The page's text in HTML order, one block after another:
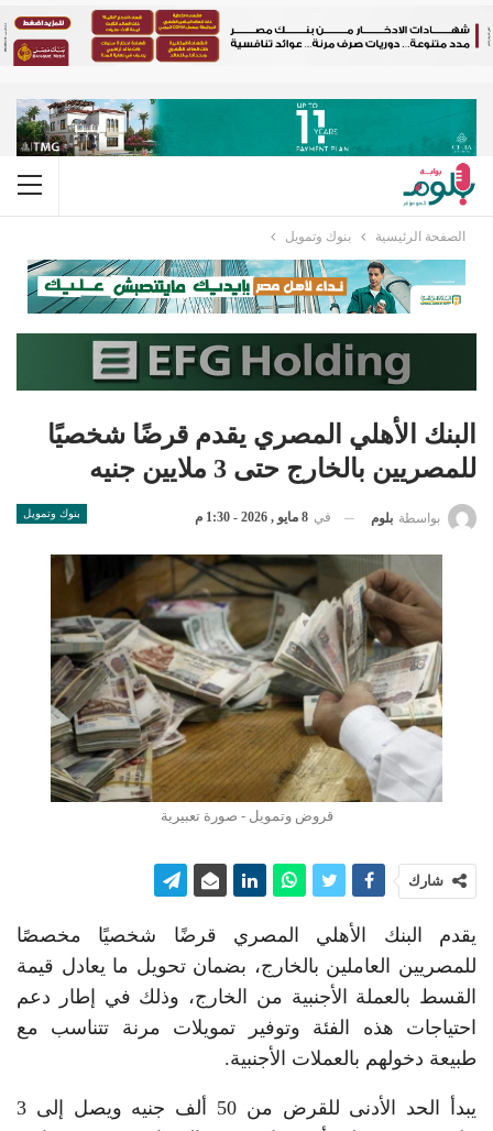
الصفحة الرئيسية بنوك وتمويل
البنك الأهلي المصري يقدم قرضًا شخصيًا
للمصريين بالخارج حتى 3 ملايين جنيه
بنوك وتمويل بواسطة بلوم في 8 مايو , 2026 - 1:30 م
قروض وتمويل - صورة تعبيرية
شارك
يقدم البنك الأهلي المصري قرضًا شخصيًا مخصصًا
للمصريين العاملين بالخارج، بضمان تحويل ما يعادل قيمة
القسط بالعملة الأجنبية من الخارج، وذلك في إطار دعم
احتياجات هذه الفئة وتوفير تمويلات مرنة تتناسب مع
طبيعة دخولهم بالعملات الأجنبية.
يبدأ الحد الأدنى للقرض من 50 ألف جنيه ويصل إلى 3